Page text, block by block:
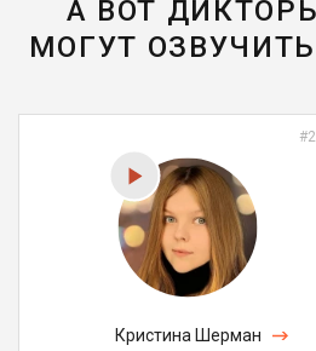
А ВОТ
МОГУТ
Кристина Шерман